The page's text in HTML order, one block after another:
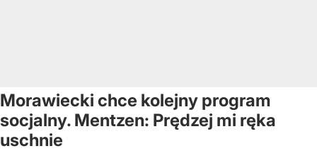
Morawiecki chce kolejny program
socjalny. Mentzen: Prędzej mi ręka
uschnie